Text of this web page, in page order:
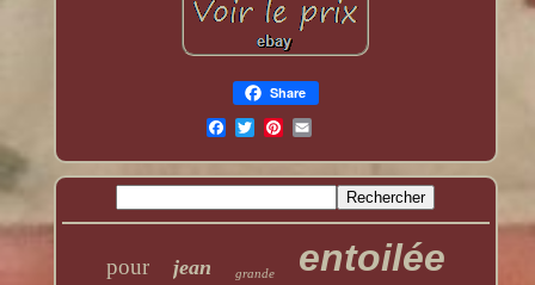
Share
pour jean grande entoilée